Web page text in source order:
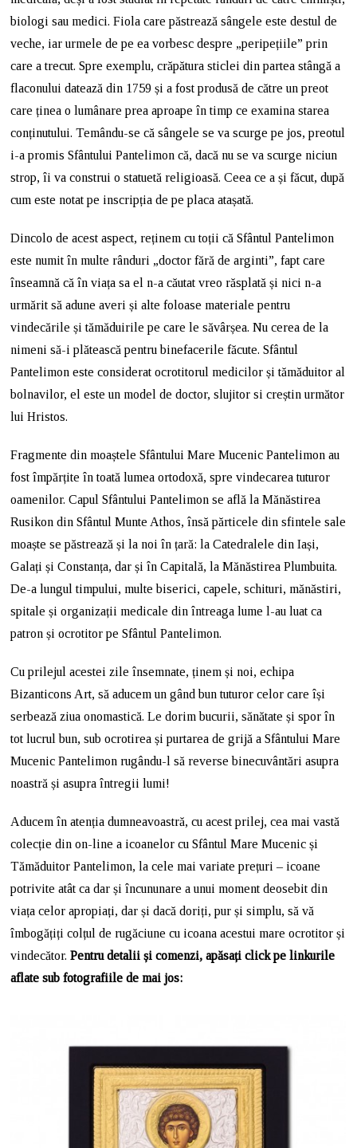
biologi sau medici. Fiola care păstrează sângele este destul de
veche, iar urmele de pe ea vorbesc despre „peripețiile” prin
care a trecut. Spre exemplu, crăpătura sticlei din partea stângă a
flaconului datează din 1759 și a fost produsă de către un preot
care ținea o lumânare prea aproape în timp ce examina starea
conținutului. Temându-se că sângele se va scurge pe jos, preotul
i-a promis Sfântului Pantelimon că, dacă nu se va scurge niciun
strop, îi va construi o statuetă religioasă. Ceea ce a și făcut, după
cum este notat pe inscripția de pe placa atașată.
Dincolo de acest aspect, reținem cu toții că Sfântul Pantelimon
este numit în multe rânduri „doctor fără de arginti”, fapt care
înseamnă că în viața sa el n-a căutat vreo răsplată și nici n-a
urmărit să adune averi și alte foloase materiale pentru
vindecările și tămăduirile pe care le săvârșea. Nu cerea de la
nimeni să-i plătească pentru binefacerile făcute. Sfântul
Pantelimon este considerat ocrotitorul medicilor și tămăduitor al
bolnavilor, el este un model de doctor, slujitor si creștin următor
lui Hristos.
Fragmente din moaștele Sfântului Mare Mucenic Pantelimon au
fost împărțite în toată lumea ortodoxă, spre vindecarea tuturor
oamenilor. Capul Sfântului Pantelimon se află la Mănăstirea
Rusikon din Sfântul Munte Athos, însă părticele din sfintele sale
moaște se păstrează și la noi în țară: la Catedralele din Iași,
Galați și Constanța, dar și în Capitală, la Mănăstirea Plumbuita.
De-a lungul timpului, multe biserici, capele, schituri, mănăstiri,
spitale și organizații medicale din întreaga lume l-au luat ca
patron și ocrotitor pe Sfântul Pantelimon.
Cu prilejul acestei zile însemnate, ținem și noi, echipa
Bizanticons Art, să aducem un gând bun tuturor celor care își
serbează ziua onomastică. Le dorim bucurii, sănătate și spor în
tot lucrul bun, sub ocrotirea și purtarea de grijă a Sfântului Mare
Mucenic Pantelimon rugându-l să reverse binecuvântări asupra
noastră și asupra întregii lumi!
Aducem în atenția dumneavoastră, cu acest prilej, cea mai vastă
colecție din on-line a icoanelor cu Sfântul Mare Mucenic și
Tămăduitor Pantelimon, la cele mai variate prețuri – icoane
potrivite atât ca dar și încununare a unui moment deosebit din
viața celor apropiați, dar și dacă doriți, pur și simplu, să vă
îmbogățiți colțul de rugăciune cu icoana acestui mare ocrotitor și
vindecător.Pentru detalii și comenzi, apăsați click pe linkurile
aflate sub fotografiile de mai jos: